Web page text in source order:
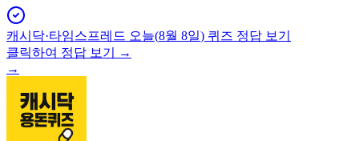
캐시닥·타임스프레드 오늘(8월 8일) 퀴즈 정답 보기
클릭하여 정답 보기 →
→